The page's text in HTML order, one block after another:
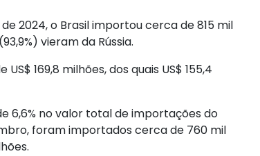
2024, o Brasil importou cerca de 815 mil
vieram da Rússia.
169,8 milhões, dos quais US$ 155,4
6,6% no valor total de importações do
foram importados cerca de 760 mil